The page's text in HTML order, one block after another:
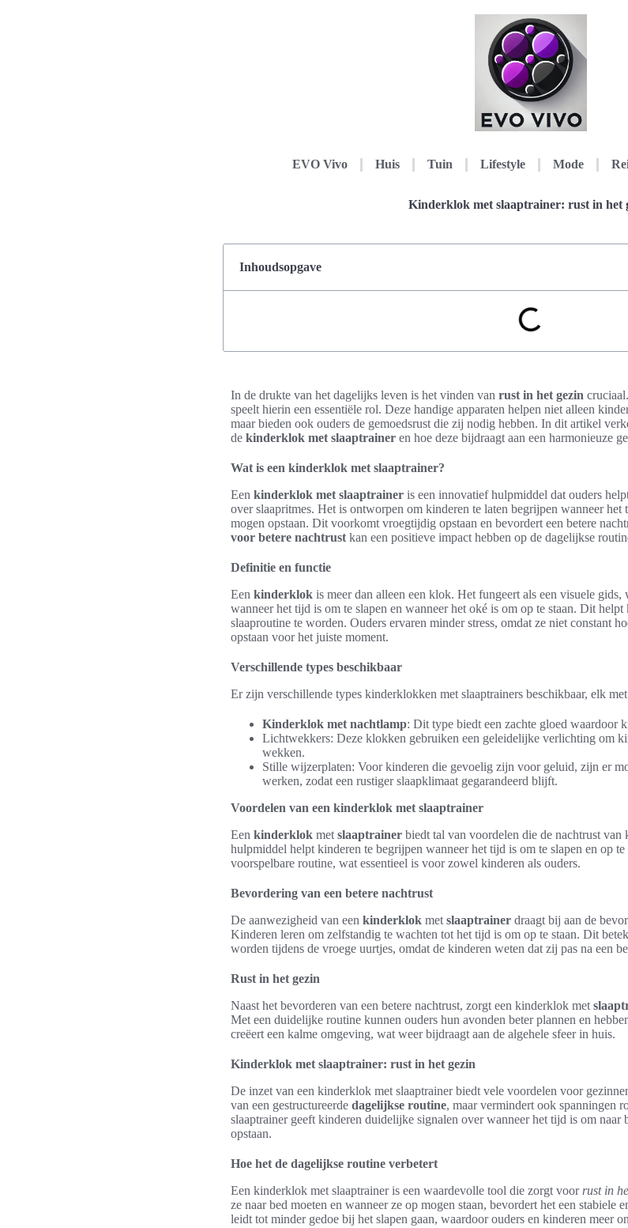
EVO Vivo Huis Tuin Lifestyle Mode
Kinderklok met slaaptrainer: rust in het
Inhoudsopgave
In de drukte van het dagelijks leven is het vinden van rust in het gezin
speelt hierin een essentiële rol. Deze handige apparaten helpen niet alleen
maar bieden ook ouders de gemoedsrust die zij nodig hebben. In dit artikel
de kinderklok met slaaptrainer en hoe deze bijdraagt aan een harmonieuze
Wat is een kinderklok met slaaptrainer?
Een kinderklok met slaaptrainer is een innovatief hulpmiddel dat ouders
over slaapritmes. Het is ontworpen om kinderen te laten begrijpen wanneer het
mogen opstaan. Dit voorkomt vroegtijdig opstaan en bevordert een betere
voor betere nachtrustkan een positieve impact hebben op de dagelijkse
Definitie en functie
Een kinderklok is meer dan alleen een klok. Het fungeert als een visuele
wanneer het tijd is om te slapen en wanneer het oké is om op te staan. Dit
slaaproutine te worden. Ouders ervaren minder stress, omdat ze niet constant
opstaan voor het juiste moment.
Verschillende types beschikbaar
Er zijn verschillende types kinderklokken met slaaptrainers beschikbaar, elk
Kinderklok met nachtlamp: Dit type biedt een zachte gloed waardoor
Lichtwekkers: Deze klokken gebruiken een geleidelijke verlichting om
wekken.
Stille wijzerplaten: Voor kinderen die gevoelig zijn voor geluid, zijn er
werken, zodat een rustiger slaapklimaat gegarandeerd blijft.
Voordelen van een kinderklok met slaaptrainer
Een kinderklok metslaaptrainer biedt tal van voordelen die de nachtrust
hulpmiddel helpt kinderen te begrijpen wanneer het tijd is om te slapen en op te
voorspelbare routine, wat essentieel is voor zowel kinderen als ouders.
Bevordering van een betere nachtrust
De aanwezigheid van een kinderklok metslaaptrainer draagt bij aan de
Kinderen leren om zelfstandig te wachten tot het tijd is om op te staan. Dit
worden tijdens de vroege uurtjes, omdat de kinderen weten dat zij pas na een
Rust in het gezin
Naast het bevorderen van een betere nachtrust, zorgt een kinderklok met
Met een duidelijke routine kunnen ouders hun avonden beter plannen en
creëert een kalme omgeving, wat weer bijdraagt aan de algehele sfeer in huis.
Kinderklok met slaaptrainer: rust in het gezin
De inzet van een kinderklok met slaaptrainer biedt vele voordelen voor
van een gestructureerde dagelijkse routine, maar vermindert ook spanningen
slaaptrainer geeft kinderen duidelijke signalen over wanneer het tijd is om naar
opstaan.
Hoe het de dagelijkse routine verbetert
Een kinderklok met slaaptrainer is een waardevolle tool die zorgt voorrust in
ze naar bed moeten en wanneer ze op mogen staan, bevordert het een stabiele
leidt tot minder gedoe bij het slapen gaan, waardoor ouders en kinderen meer